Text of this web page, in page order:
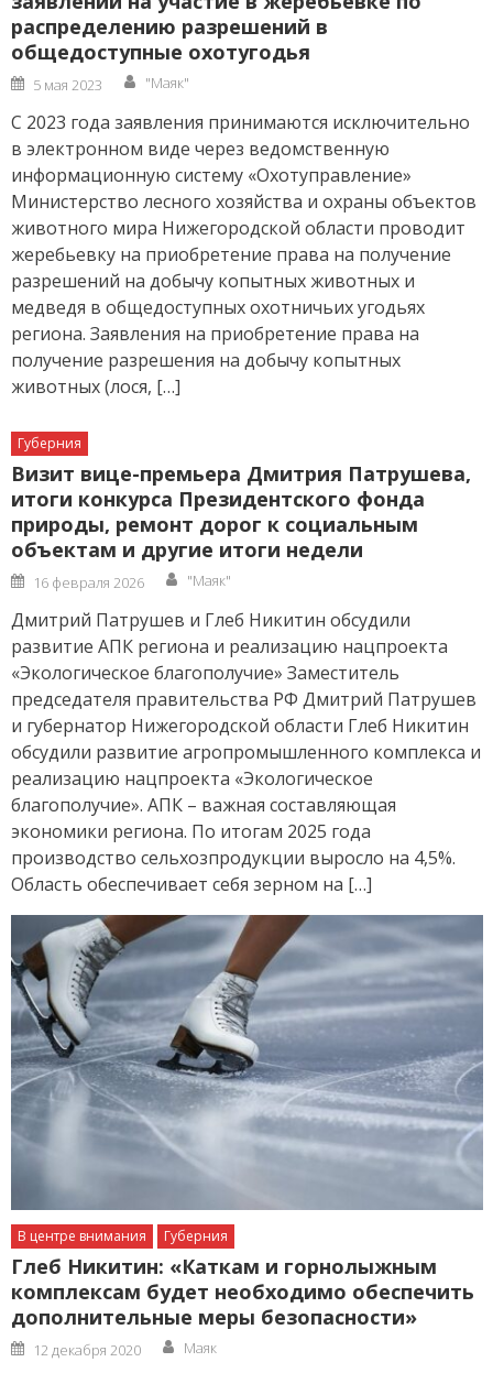
распределению разрешений в
общедоступные охотугодья
Posted
on
5 мая 2023 Author
"Маяк"
С 2023 года заявления принимаются исключительно
в электронном виде через ведомственную
информационную систему «Охотуправление»
Министерство лесного хозяйства и охраны объектов
животного мира Нижегородской области проводит
жеребьевку на приобретение права на получение
разрешений на добычу копытных животных и
медведя в общедоступных охотничьих угодьях
региона. Заявления на приобретение права на
получение разрешения на добычу копытных
животных (лося, […]
Губерния
Визит вице-премьера Дмитрия Патрушева,
итоги конкурса Президентского фонда
природы, ремонт дорог к социальным
объектам и другие итоги недели
Posted
on
16 февраля 2026 Author
"Маяк"
Дмитрий Патрушев и Глеб Никитин обсудили
развитие АПК региона и реализацию нацпроекта
«Экологическое благополучие» Заместитель
председателя правительства РФ Дмитрий Патрушев
и губернатор Нижегородской области Глеб Никитин
обсудили развитие агропромышленного комплекса и
реализацию нацпроекта «Экологическое
благополучие». АПК – важная составляющая
экономики региона. По итогам 2025 года
производство сельхозпродукции выросло на 4,5%.
Область обеспечивает себя зерном на […]
В центре внимания Губерния
Глеб Никитин: «Каткам и горнолыжным
комплексам будет необходимо обеспечить
дополнительные меры безопасности»
Posted
on
12 декабря 2020 Author
Маяк